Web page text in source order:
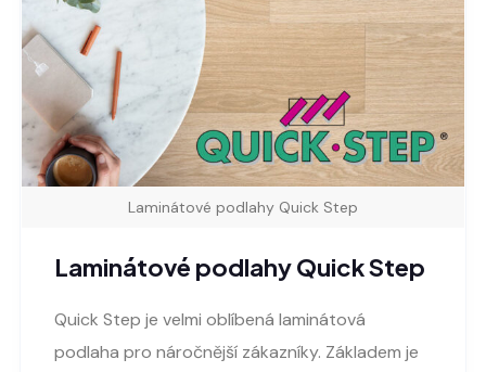
Laminátové podlahy Quick Step
Laminátové podlahy Quick Step
Quick Step je velmi oblíbená laminátová
podlaha pro náročnější zákazníky. Základem je